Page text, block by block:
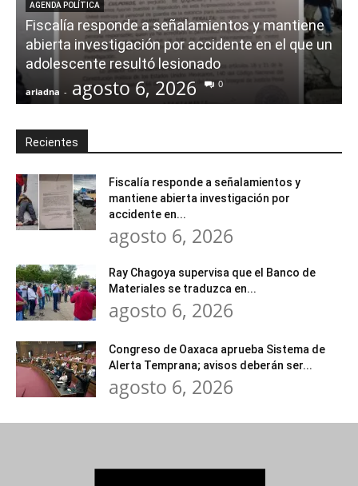
AGENDA POLÍTICA
Fiscalía responde a señalamientos y mantiene
abierta investigación por accidente en el que un
adolescente resultó lesionado
ariadna - agosto 6, 2026 0
Recientes
Fiscalía responde a señalamientos y
mantiene abierta investigación por
accidente en...
agosto 6, 2026
Ray Chagoya supervisa que el Banco de
Materiales se traduzca en...
agosto 6, 2026
Congreso de Oaxaca aprueba Sistema de
Alerta Temprana; avisos deberán ser...
agosto 6, 2026